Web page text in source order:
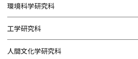
環境科学研究科
工学研究科
人間文化学研究科